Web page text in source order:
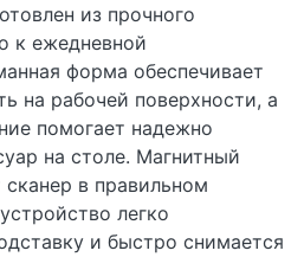
из прочного
к ежедневной
форма обеспечивает
на рабочей поверхности, а
помогает надежно
на столе. Магнитный
в правильном
легко
и быстро снимается